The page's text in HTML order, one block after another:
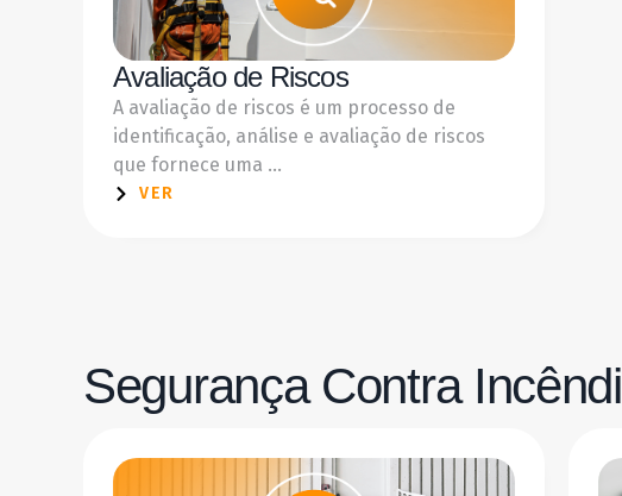
Avaliação de Riscos
A avaliação de riscos é um processo de
identificação, análise e avaliação de riscos
que fornece uma ...
VER
Segurança Contra